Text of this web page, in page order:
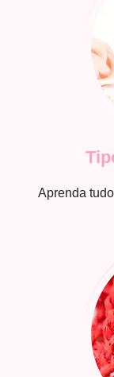
Aprenda